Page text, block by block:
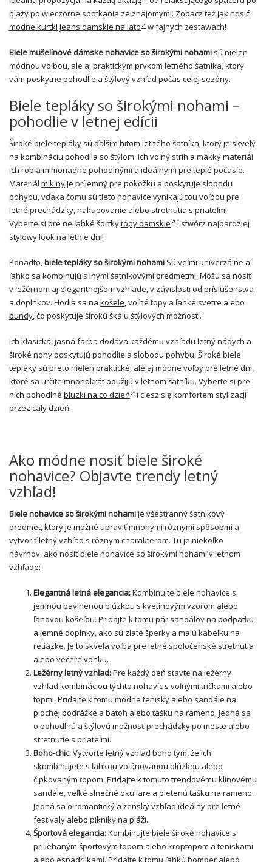
plaży po wieczorne spotkania ze znajomymi. Zobacz też jak nosić
modne kurtki jeans damskie na lato
w fajnych zestawach!
Biele mušelínové dámske nohavice so širokými nohami sú nielen
módnou voľbou, ale aj praktickým prvkom letného šatníka, ktorý
vám poskytne pohodlie a štýlový vzhľad počas celej sezóny.
Biele tepláky so širokými nohami –
pohodlie v letnej edícii
Široké biele tepláky sú ďalším hitom letného šatníka, ktorý je skvelý
na kombináciu pohodlia so štýlom. Ich voľný strih a mäkký materiál
ich robia mimoriadne pohodlnými a ideálnymi pre teplé počasie.
Materiál mikinyje príjemný pre pokožku a poskytuje slobodu
pohybu, vďaka čomu sú tieto nohavice vynikajúcou voľbou pre
letné prechádzky, nakupovanie alebo stretnutia s priateľmi.
Vyberte si pre ne ľahké šortkytopy damskie
i stwórz najbardziej
stylowy look na letnie dni!
Ponadto, biele tepláky so širokými nohami Sú veľmi univerzálne a
ľahko sa kombinujú s inými šatníkovými predmetmi. Môžu sa nosiť
v ležérnom aj elegantnejšom vzhľade, v závislosti od príslušenstva
a doplnkov. Hodia sa na košele, voľné topy a ľahké svetre alebo
bundy, čo poskytuje širokú škálu štýlových možností.
Ich klasická, jasná farba dodáva každému vzhľadu letný nádych a
široké nohy poskytujú pohodlie a slobodu pohybu. Široké biele
tepláky sú preto nielen praktické, ale aj módne voľby pre letné dni,
ktoré sa určite mnohokrát použijú v letnom šatníku. Vyberte si pre
nich pohodlné bluzki na co dzień
i ciesz się komfortem stylizacji
przez cały dzień.
Ako módne nosiť biele široké
nohavice? Objavte trendy letný
vzhľad!
Biele nohavice so širokými nohamije všestranný šatníkový
predmet, ktorý je možné upraviť mnohými rôznymi spôsobmi a
vytvoriť letný vzhľad s rôznym charakterom. Tu je niekoľko
návrhov, ako nosiť biele nohavice so širokými nohami v letnom
vzhľade:
Elegantná letná elegancia:Kombinujte biele nohavice s
jemnou bavlnenou blúzkou s kvetinovým vzorom alebo
ľanovou košeľou. Pridajte k tomu pár sandálov na podpätku
a jemné doplnky, ako sú zlaté šperky a malú kabelku na
retiazke. Je to skvelá voľba pre letné spoločenské stretnutia
alebo večere vonku.
Ležérny letný vzhľad:Pre každý deň stavte na ležérny
vzhľad kombináciou týchto nohavíc s voľnými tričkami alebo
topmi. Pridajte k tomu módne tenisky alebo sandále na
plochej podrážke a batoh alebo tašku na rameno. Jedná sa
o pohodlnú a štýlovú možnosť prechádzky po meste alebo
stretnutie s priateľmi.
Boho-chic:Vytvorte letný vzhľad boho tým, že ich
skombinujete s ľahkou volánovanou blúzkou alebo
čipkovaným topom. Pridajte k tomuto trendovému klinovému
sandále, veľké slnečné okuliare a pletenú tašku na rameno.
Jedná sa o romantický a ženský vzhľad ideálny pre letné
festivaly alebo pikniky na pláži.
Športová elegancia:Kombinujte biele široké nohavice s
priliehaným športovým topom alebo kroptopom a teniskami